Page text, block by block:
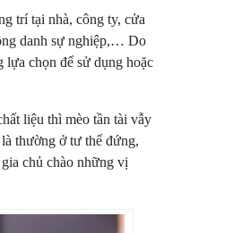
trí tại nhà, công ty, cửa
danh sự nghiệp,… Do
lựa chọn để sử dụng hoặc
liệu thì mèo tần tài vẫy
thường ở tư thế đứng,
chủ chào những vị